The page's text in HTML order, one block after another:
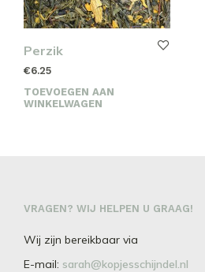
Perzik
€6.25
TOEVOEGEN AAN
WINKELWAGEN
VRAGEN? WIJ HELPEN U GRAAG!
Wij zijn bereikbaar via
E-mail: sarah@kopjesschijndel.nl